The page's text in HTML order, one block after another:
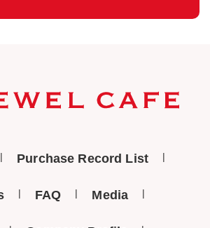
Purchase Record List
FAQ Media